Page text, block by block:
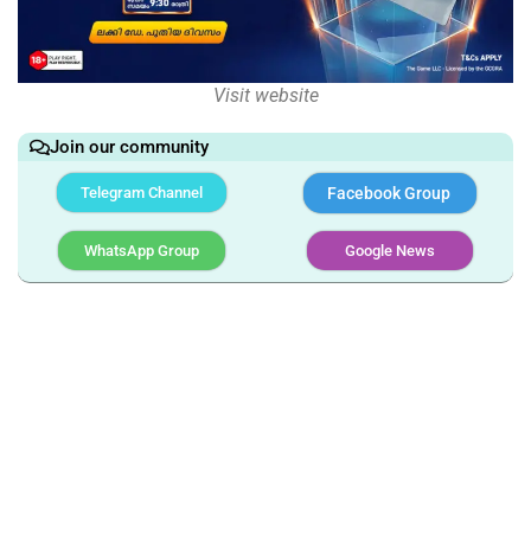
Visit website
Join our community
Telegram Channel Facebook Group
WhatsApp Group Google News